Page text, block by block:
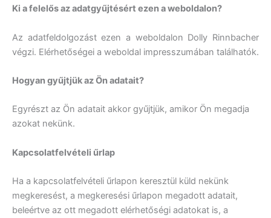
Ki a felelős az adatgyűjtésért ezen a weboldalon?
Az adatfeldolgozást ezen a weboldalon Dolly Rinnbacher
végzi. Elérhetőségei a weboldal impresszumában találhatók.
Hogyan gyűjtjük az Ön adatait?
Egyrészt az Ön adatait akkor gyűjtjük, amikor Ön megadja
azokat nekünk.
Kapcsolatfelvételi űrlap
Ha a kapcsolatfelvételi űrlapon keresztül küld nekünk
megkeresést, a megkeresési űrlapon megadott adatait,
beleértve az ott megadott elérhetőségi adatokat is, a